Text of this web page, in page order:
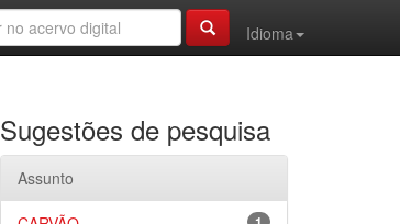
Idioma
Sugestões de pesquisa
Assunto